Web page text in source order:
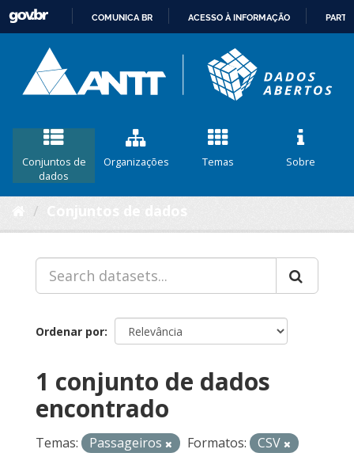
CONTEÚDO
COMUNICA BR ACESSO À INFORMAÇÃO
Conjuntos de
dados
Organizações Temas Sobre
Ordenar por
1 conjunto de dados
encontrado
Temas: Passageiros Formatos:
CSV